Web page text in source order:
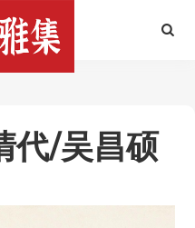
代/吴昌硕